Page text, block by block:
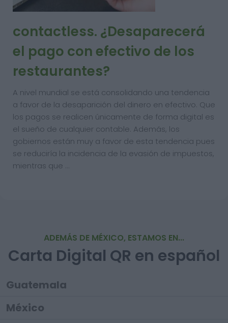
contactless. ¿Desaparecerá
el pago con efectivo de los
restaurantes?
A nivel mundial se está consolidando una tendencia
a favor de la desaparición del dinero en efectivo. Que
los pagos se realicen únicamente de forma digital es
el sueño de cualquier contable. Además, los
gobiernos están muy a favor de esta tendencia pues
se reduciría la incidencia de la evasión de impuestos,
mientras que …
ADEMÁS DE MÉXICO, ESTAMOS EN...
Carta Digital QR en español
Guatemala
México